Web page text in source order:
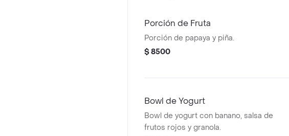
Porción de Fruta
Porción de papaya y piña.
$ 8500
Bowl de Yogurt
Bowl de yogurt con banano, salsa de
frutos rojos y granola.